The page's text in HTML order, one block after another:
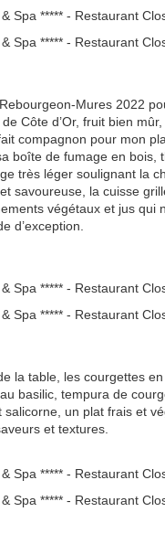
Mures 2022
Côte d’Or, fruit bien
compagnon pour mon
boîte de fumage en bois,
très léger soulignant la
savoureuse, la cuisse
végétaux et jus qui
d’exception.
la table, les courgettes
basilic, tempura de
un plat frais et
et textures.